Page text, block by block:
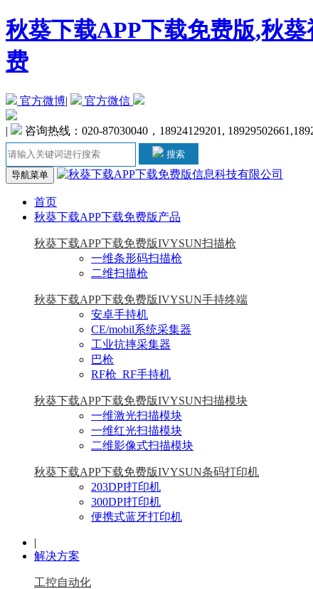
秋葵下载APP下载免费版,秋
费
官方微博| 官方微信
| 咨询热线：020-87030040，18924129201,
搜索
导航菜单
首页
秋葵下载APP下载免费版产品
秋葵下载APP下载免费版IVYSUN扫描枪
一维条形码扫描枪
二维扫描枪
秋葵下载APP下载免费版IVYSUN手持终端
安卓手持机
CE/mobil系统采集器
工业抗摔采集器
巴枪
RF枪_RF手持机
秋葵下载APP下载免费版IVYSUN扫描模块
一维激光扫描模块
一维红光扫描模块
二维影像式扫描模块
秋葵下载APP下载免费版IVYSUN条码打印机
203DPI打印机
300DPI打印机
便携式蓝牙打印机
|
解决方案
工控自动化